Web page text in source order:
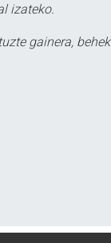
izateko.
gainera,